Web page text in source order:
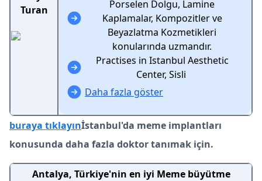
Turan
Porselen Dolgu, Lamine
Kaplamalar, Kompozitler ve
Beyazlatma Kozmetikleri
konularında uzmandır.
Practises in Istanbul Aesthetic
Center, Sisli
Daha fazla göster
buraya tıklayınİstanbul'da meme implantları
konusunda daha fazla doktor tanımak için.
Antalya, Türkiye'nin en iyi Meme büyütme